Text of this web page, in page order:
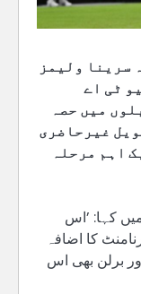
سرینا ولیمز
ٹی اے
میں حصہ
غیرحاضری
اہم مرحلہ
کہا: ’اس
کا اضافہ
برلن بھی اس